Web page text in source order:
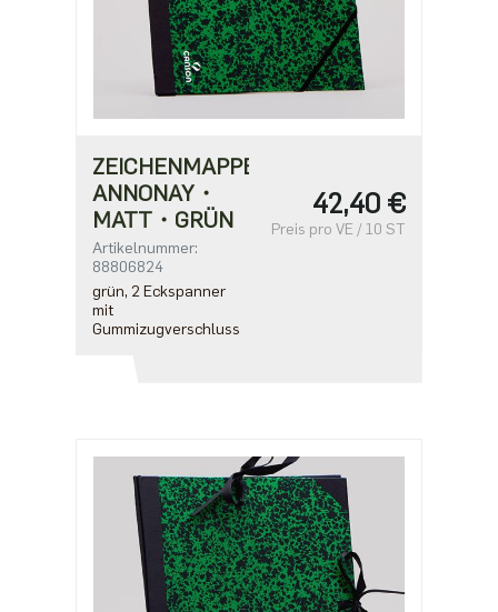
ZEICHENMAPPE
ANNONAY・
MATT・GRÜN
Artikelnummer:
88806824
grün, 2 Eckspanner
mit
Gummizugverschluss
42,40 €
Preis pro VE / 10 ST